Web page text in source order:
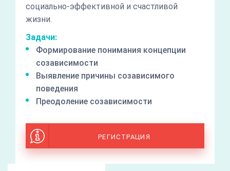
социально-эффективной и счастливой
жизни.
Задачи:
Формирование понимания концепции
созависимости
Выявление причины созависимого
поведения
Преодоление созависимости
РЕГИСТРАЦИЯ